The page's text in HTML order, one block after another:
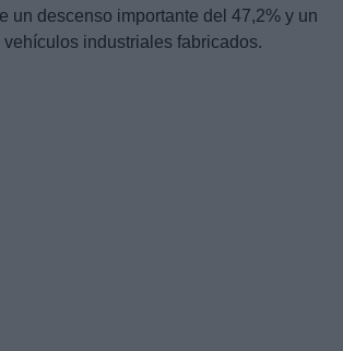
un descenso importante del 47,2% y un
industriales fabricados.